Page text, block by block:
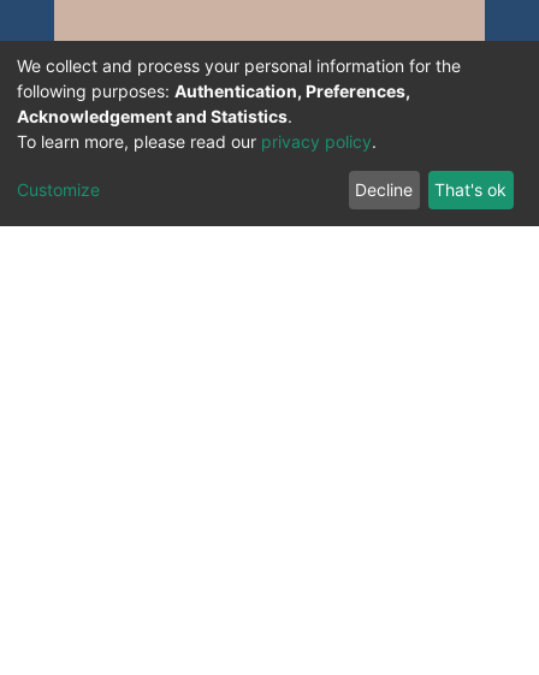
We collect and process your personal information for the
following purposes: Authentication, Preferences,
Acknowledgement and Statistics.
To learn more, please read our privacy policy.
Customize Decline That's ok